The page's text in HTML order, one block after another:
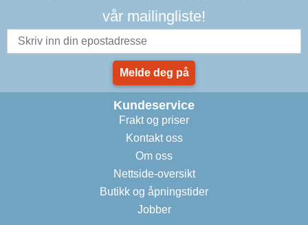
vår mailingliste!
Melde deg på
Kundeservice
Frakt og priser
Kontakt oss
Om oss
Nettside-oversikt
Butikk og åpningstider
Jobber